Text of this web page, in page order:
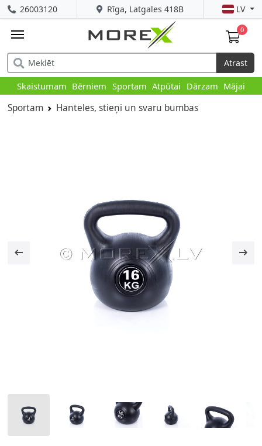
Rīga, Latgales 418B
26003120 LV
0
Atrast
Skaistumam Bērniem Sportam Atpūtai Dārzam Mājai
Sportam Hanteles, stieņi un svaru bumbas